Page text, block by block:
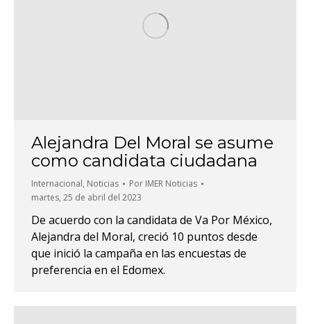
Alejandra Del Moral se asume
como candidata ciudadana
Internacional, Noticias Por IMER Noticias
martes, 25 de abril del 2023
De acuerdo con la candidata de Va Por México,
Alejandra del Moral, creció 10 puntos desde
que inició la campaña en las encuestas de
preferencia en el Edomex.